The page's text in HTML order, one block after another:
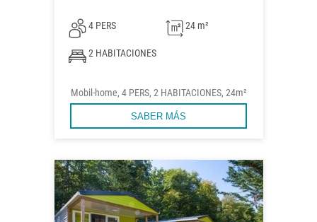
4 PERS 24 m²
2 HABITACIONES
Mobil-home, 4 PERS, 2 HABITACIONES, 24m²
SABER MÁS